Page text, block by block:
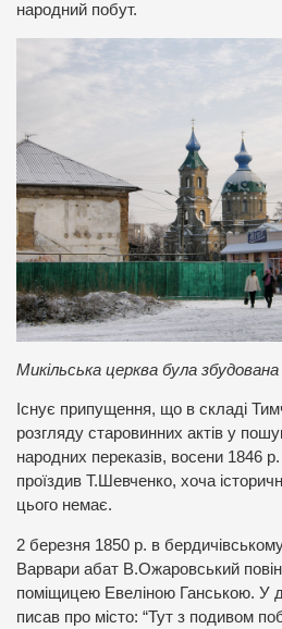
народний побут.
Микільська церква була збудована
Існує припущення, що в складі
розгляду старовинних актів у
народних переказів, восени 1846
проїздив Т.Шевченко, хоча
цього немає.
2 березня 1850 р. в
Варвари абат В.Ожаровський
поміщицею Евеліною Ганською. У
писав про місто: “Тут з подивом